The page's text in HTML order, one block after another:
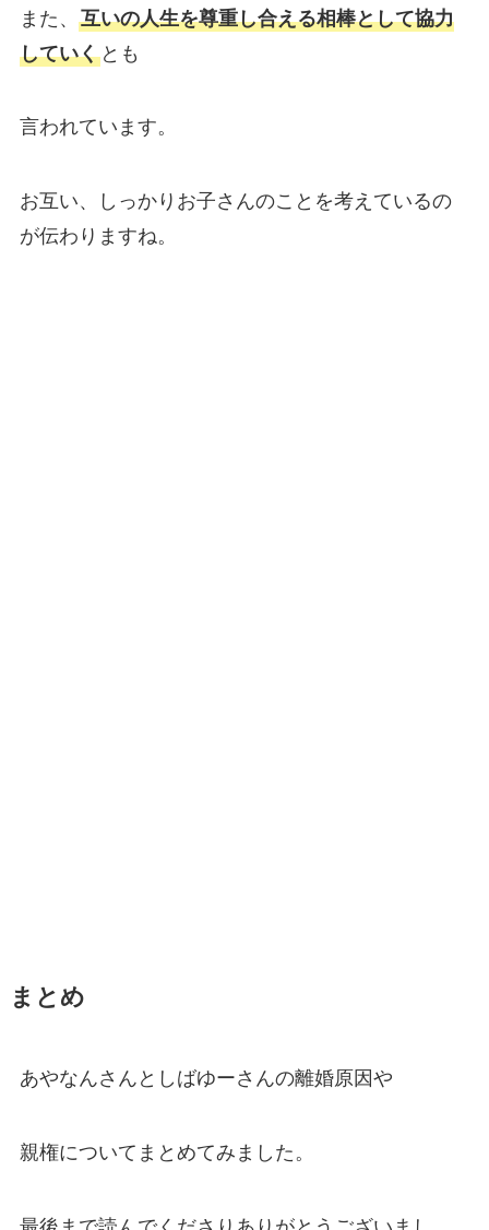
また、 互いの人生を尊重し合える相棒として協力
していくとも
言われています。
お互い、しっかりお子さんのことを考えているの
が伝わりますね。
まとめ
あやなんさんとしばゆーさんの離婚原因や
親権についてまとめてみました。